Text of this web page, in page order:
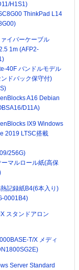
H1S1)
ThinkPad L14
イバーケーブル
1m (AFP2-
40F バンドルモデル
ドバック保守付)
A16 Debian
D11A)
IX9 Windows
2019 LTSC搭載
256G)
マルロール紙(高保
記録紙B4(6本入り)
0001B4)
スタンドアロン
T/X メディ
Server Standard